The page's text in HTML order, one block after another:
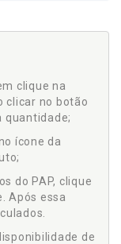
clique na
clicar no botão
quantidade;
ícone da
do PAP, clique
Após essa
de